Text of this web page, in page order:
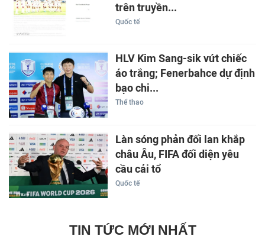
trên truyền...
Quốc tế
HLV Kim Sang-sik vứt chiếc
áo trắng; Fenerbahce dự định
bạo chi...
Thể thao
Làn sóng phản đối lan khắp
châu Âu, FIFA đối diện yêu
cầu cải tổ
Quốc tế
TIN TỨC MỚI NHẤT